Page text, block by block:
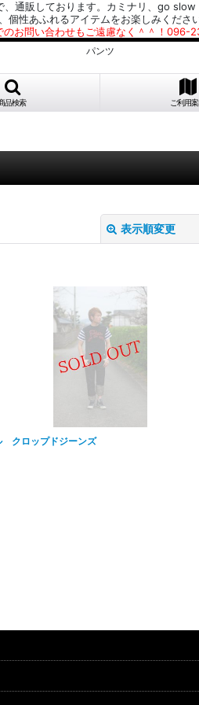
通販しております。カミナリ、go
個性あふれるアイテムをお楽しみください
のお問い合わせもご遠慮なく＾＾！096-
パンツ
品検索 ご利用
表示順変更
絞り込む
クロップドジーンズ